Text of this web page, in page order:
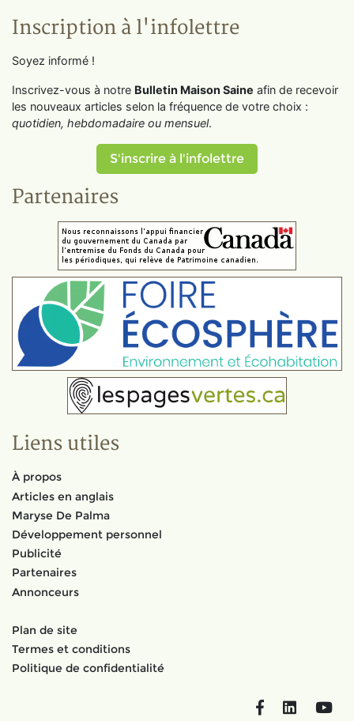
Inscription à l'infolettre
Soyez informé !
Inscrivez-vous à notre Bulletin Maison Saine afin de recevoir
les nouveaux articles selon la fréquence de votre choix :
quotidien, hebdomadaire ou mensuel.
S'inscrire à l'infolettre
Partenaires
Liens utiles
À propos
Articles en anglais
Maryse De Palma
Développement personnel
Publicité
Partenaires
Annonceurs
Plan de site
Termes et conditions
Politique de confidentialité
FacebookLinkedIn